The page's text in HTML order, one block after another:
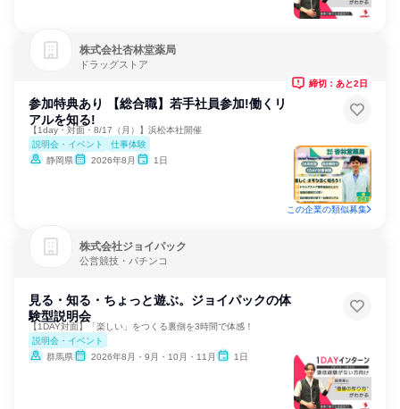
株式会社杏林堂薬局
ドラッグストア
参加特典あり 【総合職】若手社員参加!働くリ
アルを知る!
【1day・対面・8/17（月）】浜松本社開催
説明会・イベント
仕事体験
静岡県
2026年8月 1日
締切：あと2日
この企業の類似募集
株式会社ジョイパック
公営競技・パチンコ
見る・知る・ちょっと遊ぶ。ジョイパックの体
験型説明会
【1DAY対面】「楽しい」をつくる裏側を3時間で体感！
説明会・イベント
群馬県
2026年8月・9月・10月・11月 1日